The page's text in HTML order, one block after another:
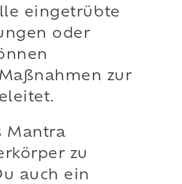
eingetrübte
oder
zur
Mantra
zu
auch ein